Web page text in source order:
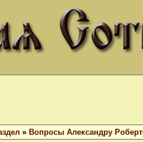
» Вопросы Александру